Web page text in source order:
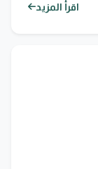
اقرأ المزيد